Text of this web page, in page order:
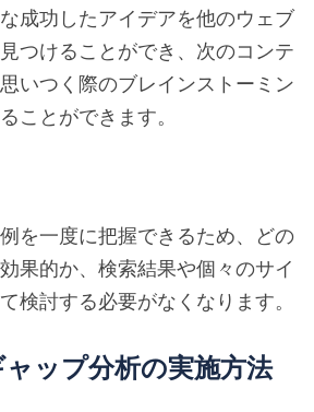
成功したアイデアを他のウェブ
つけることができ、次のコンテ
いつく際のブレインストーミン
ことができます。
を一度に把握できるため、どの
果的か、検索結果や個々のサイ
検討する必要がなくなります。
ップ分析の実施方法